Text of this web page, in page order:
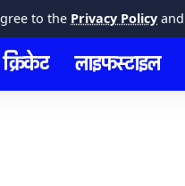
to the Privacy Policy and
क्रिकेट लाइफस्टाइल